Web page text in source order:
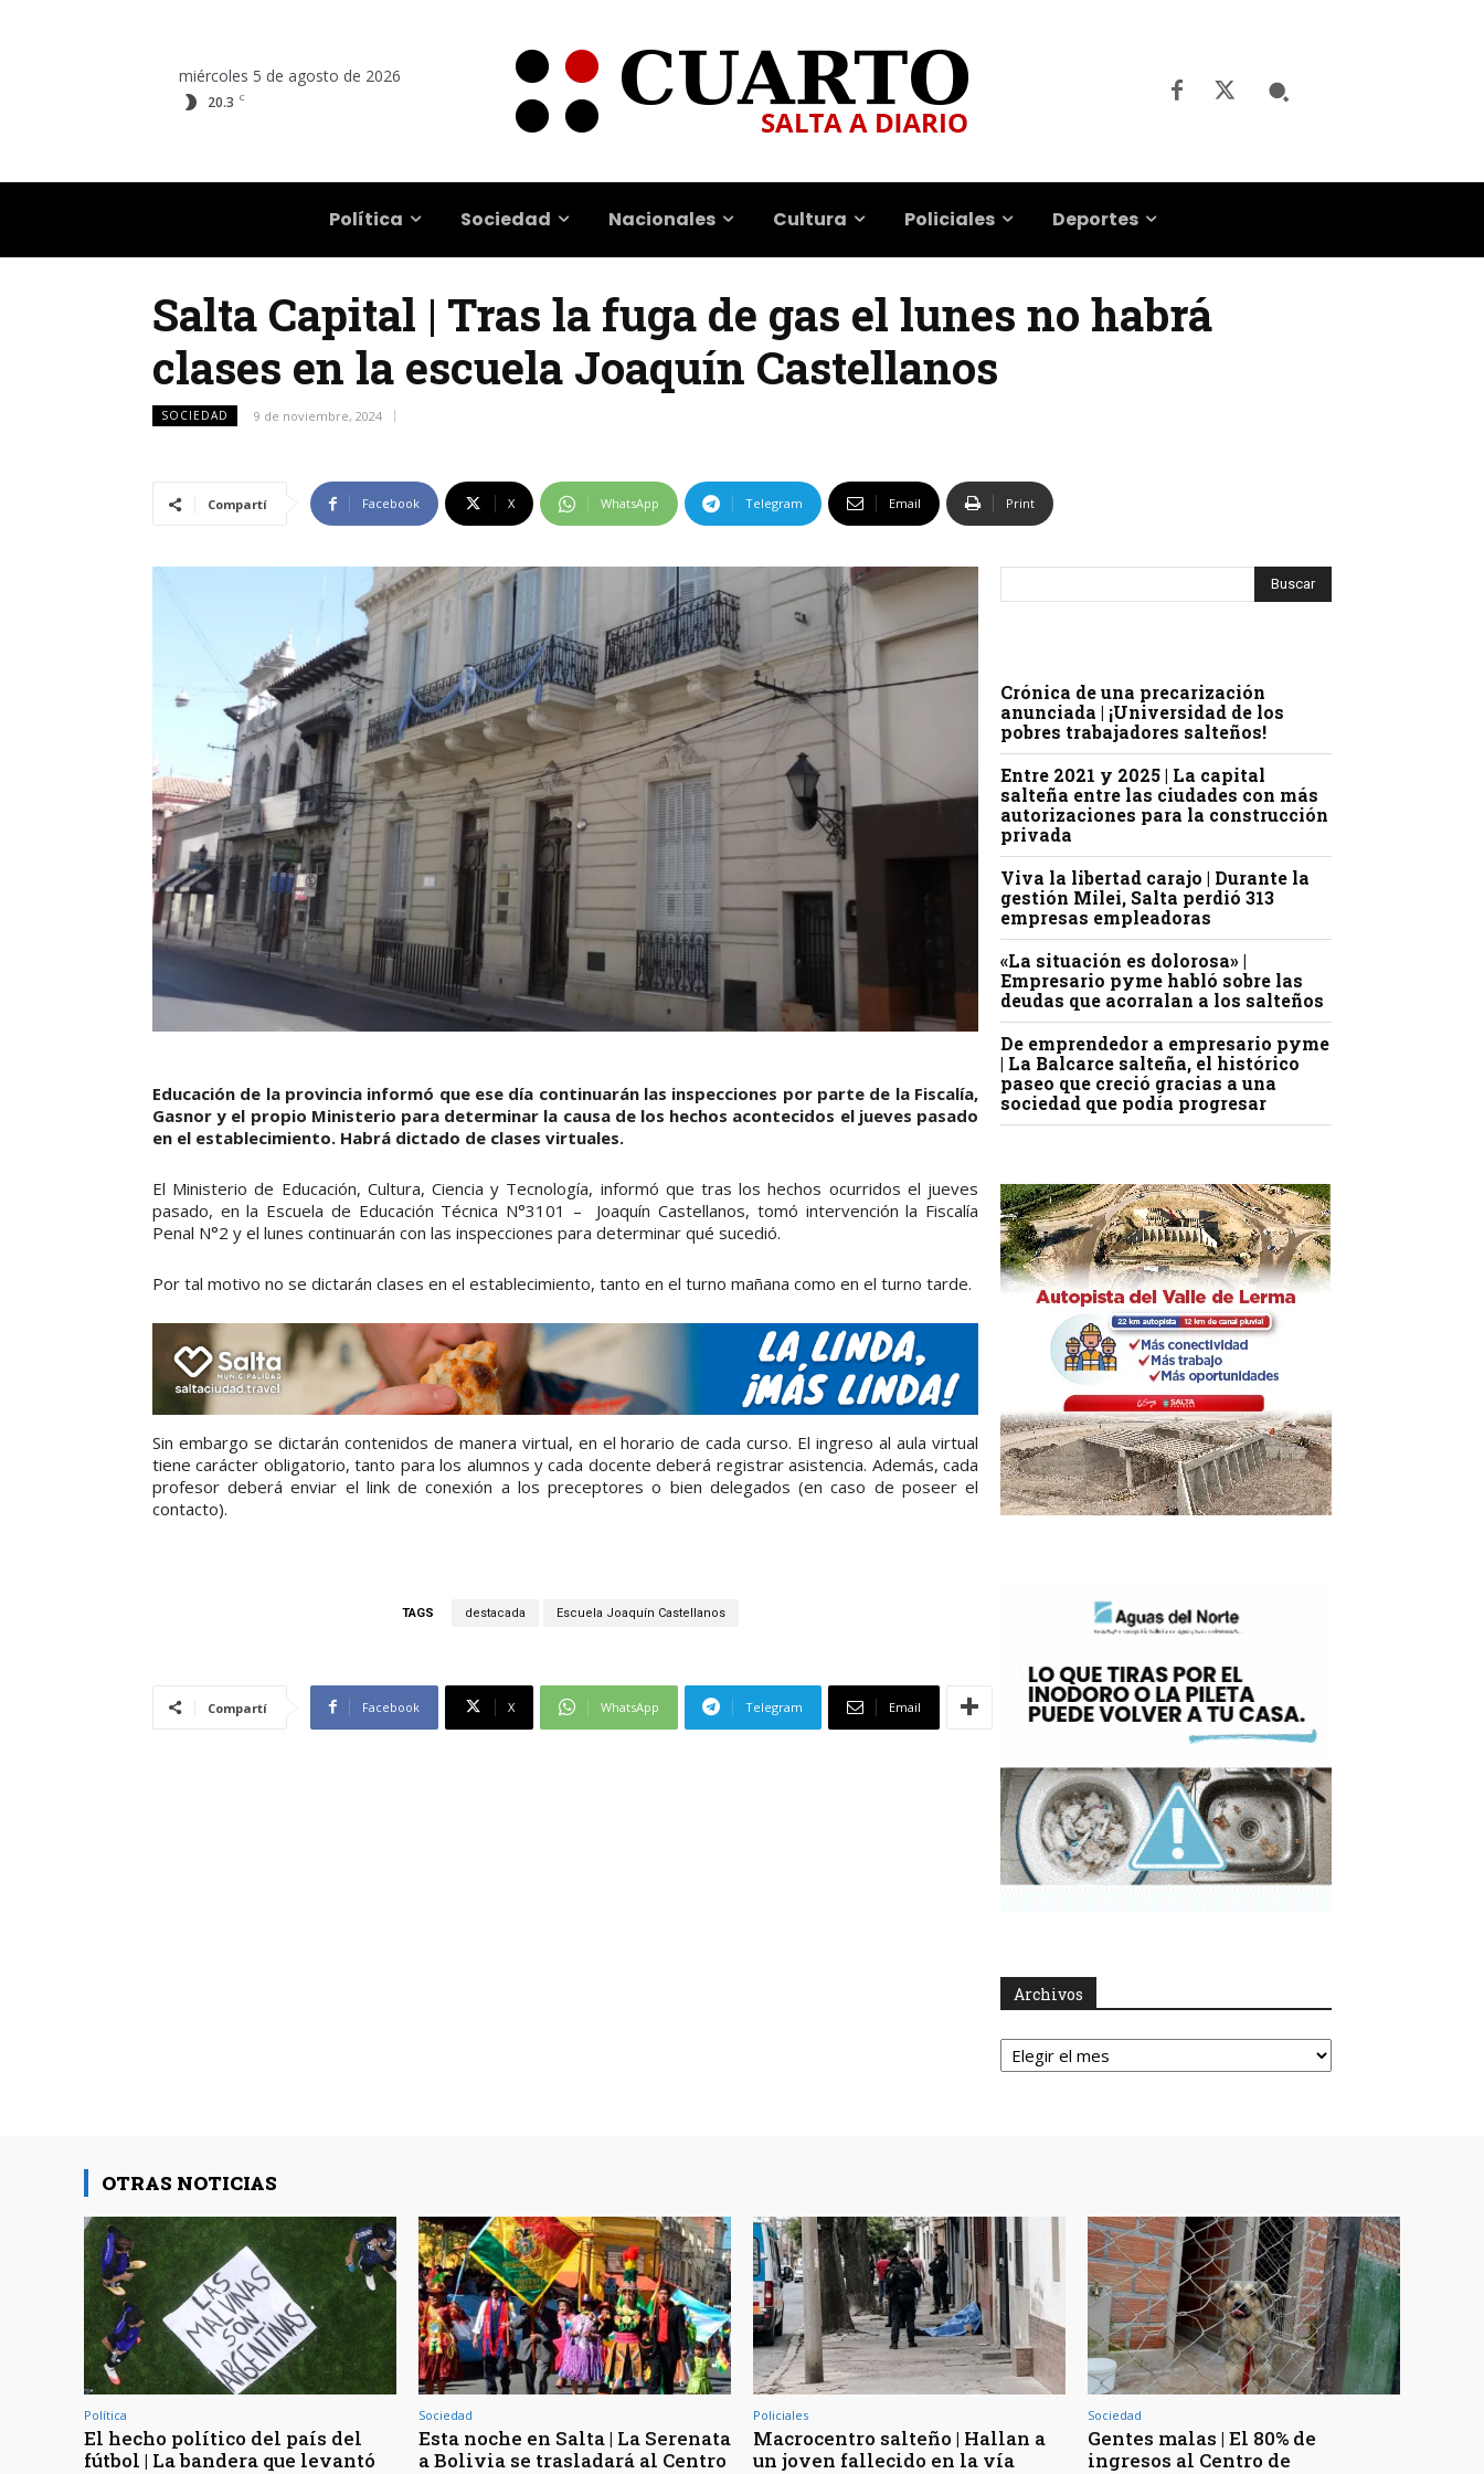
miércoles 5 de agosto de 2026
20.3 C
Política Sociedad Nacionales Cultura Policiales Deportes
Salta Capital | Tras la fuga de gas el lunes no habrá
clases en la escuela Joaquín Castellanos
SOCIEDAD 9 de noviembre, 2024
Compartí Facebook X WhatsApp Telegram Email Print
Educación de la provincia informó que ese día continuarán las inspecciones por parte de la Fiscalía,
Gasnor y el propio Ministerio para determinar la causa de los hechos acontecidos el jueves pasado
en el establecimiento. Habrá dictado de clases virtuales.
El Ministerio de Educación, Cultura, Ciencia y Tecnología, informó que tras los hechos ocurridos el jueves
pasado, en la Escuela de Educación Técnica N°3101 – Joaquín Castellanos, tomó intervención la Fiscalía
Penal N°2 y el lunes continuarán con las inspecciones para determinar qué sucedió.
Por tal motivo no se dictarán clases en el establecimiento, tanto en el turno mañana como en el turno tarde.
Sin embargo se dictarán contenidos de manera virtual, en el horario de cada curso. El ingreso al aula virtual
tiene carácter obligatorio, tanto para los alumnos y cada docente deberá registrar asistencia. Además, cada
profesor deberá enviar el link de conexión a los preceptores o bien delegados (en caso de poseer el
contacto).
TAGS destacada Escuela Joaquín Castellanos
Compartí Facebook X WhatsApp Telegram Email
Crónica de una precarización
anunciada | ¡Universidad de los
pobres trabajadores salteños!
Entre 2021 y 2025 | La capital
salteña entre las ciudades con más
autorizaciones para la construcción
privada
Viva la libertad carajo | Durante la
gestión Milei, Salta perdió 313
empresas empleadoras
«La situación es dolorosa» |
Empresario pyme habló sobre las
deudas que acorralan a los salteños
De emprendedor a empresario pyme
| La Balcarce salteña, el histórico
paseo que creció gracias a una
sociedad que podía progresar
Archivos
Archivos
OTRAS NOTICIAS
Política
El hecho político del país del
fútbol | La bandera que levantó
Sociedad
Esta noche en Salta | La Serenata
a Bolivia se trasladará al Centro
Policiales
Macrocentro salteño | Hallan a
un joven fallecido en la vía
Sociedad
Gentes malas | El 80% de
ingresos al Centro de